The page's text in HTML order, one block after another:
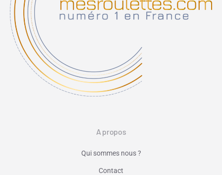
A propos
Qui sommes nous ?
Contact